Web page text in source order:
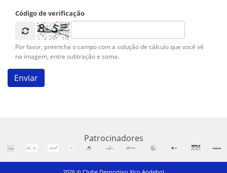
Código de verificação
Por favor, preencha o campo com a solução de cálculo que você vê
na imagem, entre subtração e soma.
Patrocinadores